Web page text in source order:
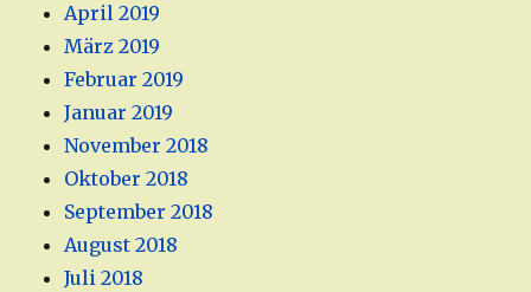
April 2019
März 2019
Februar 2019
Januar 2019
November 2018
Oktober 2018
September 2018
August 2018
Juli 2018